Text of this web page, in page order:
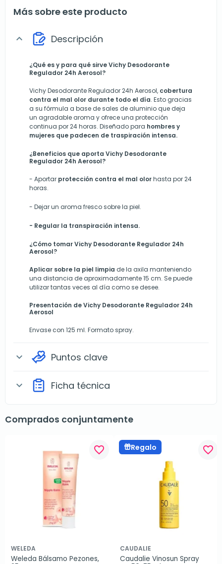
Más sobre este producto
expand_more Descripción
¿Qué es y para qué sirve Vichy Desodorante
Regulador 24h Aerosol?
Vichy Desodorante Regulador 24h Aerosol, cobertura
contra el mal olor durante todo el día. Esto gracias
a su fórmula a base de sales de aluminio que deja
un agradable aroma y ofrece una protección
continua por 24 horas. Diseñado para hombres y
mujeres que padecen de traspiración intensa.
¿Beneficios que aporta Vichy Desodorante
Regulador 24h Aerosol?
- Aportar protección contra el mal olorhasta por 24
horas.
- Dejar un aroma fresco sobre la piel.
- Regular la transpiración intensa.
¿Cómo tomar Vichy Desodorante Regulador 24h
Aerosol?
Aplicar sobre la piel limpia de la axila manteniendo
una distancia de aproximadamente 15 cm. Se puede
utilizar tantas veces al día como se desee.
Presentación de Vichy Desodorante Regulador 24h
Aerosol
Envase con 125 ml. Formato spray.
expand_more Puntos clave
expand_more Ficha técnica
Comprados conjuntamente
favorite_border
WELEDA
Weleda Bálsamo Pezones,
Regalo favorite_border
CAUDALIE
Caudalie Vinosun Spray